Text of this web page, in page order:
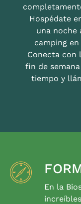
Hospédate
una noche
camping
Conecta con
fin de
tiempo y
En la